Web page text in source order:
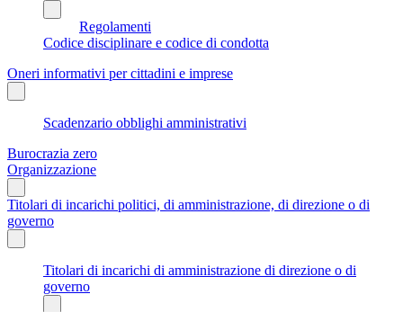
Regolamenti
Codice disciplinare e codice di condotta
Oneri informativi per cittadini e imprese
Scadenzario obblighi amministrativi
Burocrazia zero
Organizzazione
Titolari di incarichi politici, di amministrazione, di direzione o di
governo
Titolari di incarichi di amministrazione di direzione o di
governo